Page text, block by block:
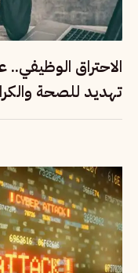
الاحتراق الوظيفي..
تهديد للصحة